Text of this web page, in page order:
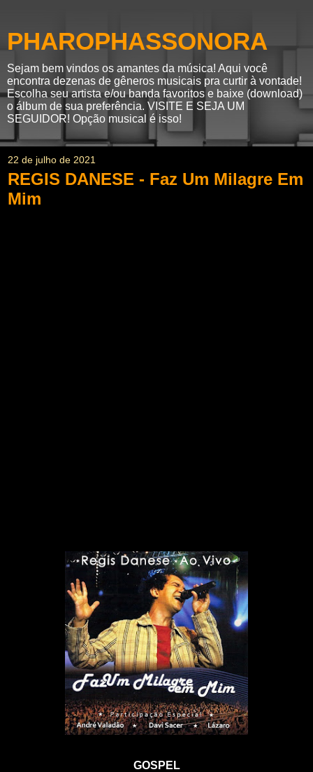
PHAROPHASSONORA
Sejam bem vindos os amantes da música! Aqui você
encontra dezenas de gêneros musicais pra curtir à vontade!
Escolha seu artista e/ou banda favoritos e baixe (download)
o álbum de sua preferência. VISITE E SEJA UM
SEGUIDOR! Opção musical é isso!
22 de julho de 2021
REGIS DANESE - Faz Um Milagre Em
Mim
GOSPEL